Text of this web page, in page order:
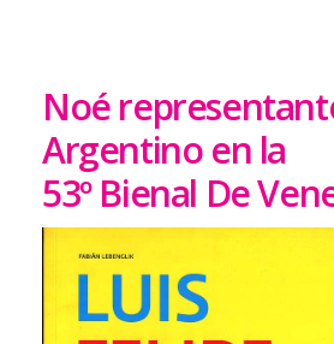
Noé
Argentino en la
53º Bienal De